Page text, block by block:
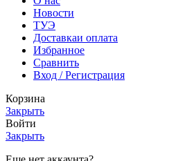
Новости
ТУЭ
Доставкаи оплата
Избранное
Сравнить
Вход / Регистрация
Корзина
Закрыть
Войти
Закрыть